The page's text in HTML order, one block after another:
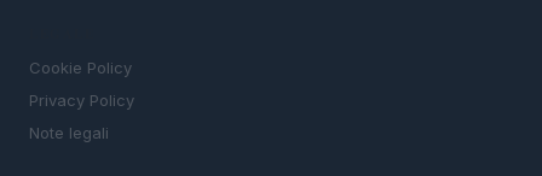
Cookie Policy
Privacy Policy
Note legali